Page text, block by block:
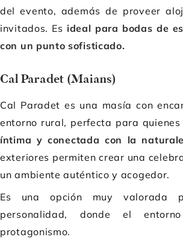
del evento, además de proveer
invitados. Es ideal para bodas de
con un punto sofisticado.
Cal Paradet (Maians)
Cal Paradet es una masía con
entorno rural, perfecta para quienes
íntima y conectada con la
exteriores permiten crear una
un ambiente auténtico y acogedor.
Es una opción muy valorada
personalidad, donde el
protagonismo.